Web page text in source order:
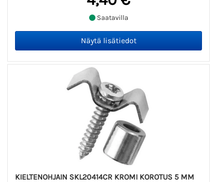
Saatavilla
KIELTENOHJAIN SKL20414CR KROMI KOROTUS 5 MM